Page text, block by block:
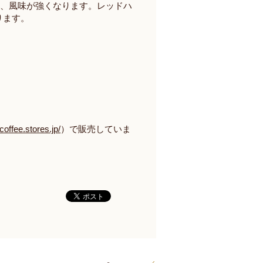
風味が強くなります。レッドハ
す。
）で販売していま